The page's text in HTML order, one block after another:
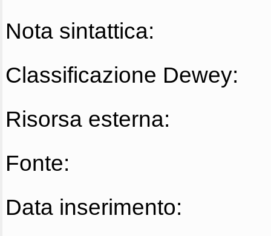
Nota sintattica:
Classificazione Dewey:
Risorsa esterna:
Fonte:
Data inserimento: